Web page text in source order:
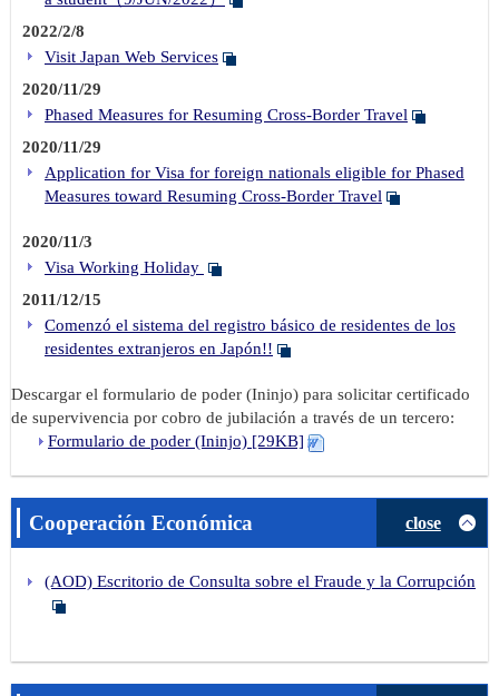
2022/2/8
Visit Japan Web Services
2020/11/29
Phased Measures for Resuming Cross-Border Travel
2020/11/29
Application for Visa for foreign nationals eligible for Phased
Measures toward Resuming Cross-Border Travel
2020/11/3
Visa Working Holiday
2011/12/15
Comenzó el sistema del registro básico de residentes de los
residentes extranjeros en Japón!!
Descargar el formulario de poder (Ininjo) para solicitar certificado
de supervivencia por cobro de jubilación a través de un tercero:
Formulario de poder (Ininjo) [29KB]
Cooperación Económica close
(AOD) Escritorio de Consulta sobre el Fraude y la Corrupción